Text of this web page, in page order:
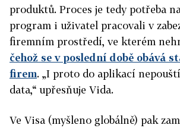
produktů. Proces je tedy potřeba
program i uživatel pracovali v
firemním prostředí, ve kterém
čehož se v poslední době obává
firem. „I proto do aplikací
data,“ upřesňuje Vida.
Ve Visa (myšleno globálně) pak